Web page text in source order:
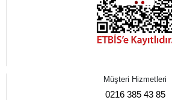
Müşteri Hizmetleri
0216 385 43 85